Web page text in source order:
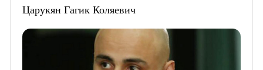
Царукян Гагик Коляевич